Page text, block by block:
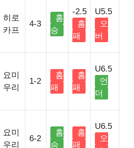
히로
카프
4-3
홈
승
-2.5
홈
패
U5.5
오
버
요미
우리
1-2
홈
패
홈
패
U6.5
언
더
요미
우리
6-2
홈
승
홈
패
U6.5
오